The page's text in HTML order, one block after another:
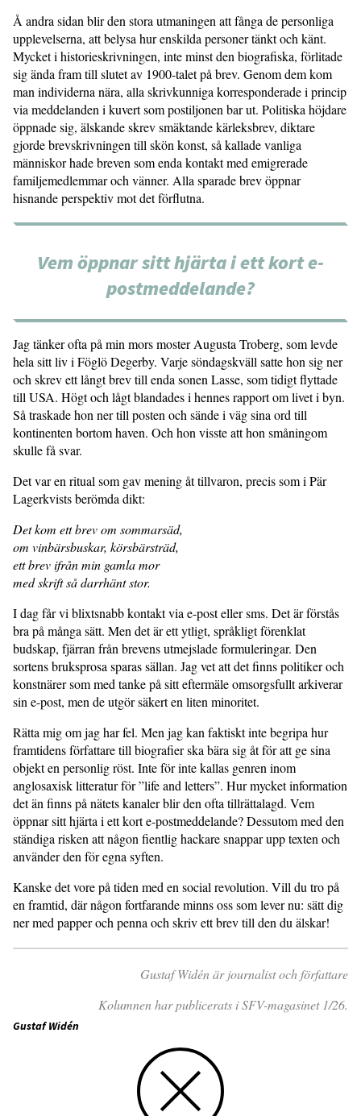
Å andra sidan blir den stora utmaningen att fånga de personliga
upplevelserna, att belysa hur enskilda personer tänkt och känt.
Mycket i historieskrivningen, inte minst den biografiska, förlitade
sig ända fram till slutet av 1900-talet på brev. Genom dem kom
man individerna nära, alla skrivkunniga korresponderade i princip
via meddelanden i kuvert som postiljonen bar ut. Politiska höjdare
öppnade sig, älskande skrev smäktande kärleksbrev, diktare
gjorde brevskrivningen till skön konst, så kallade vanliga
människor hade breven som enda kontakt med emigrerade
familjemedlemmar och vänner. Alla sparade brev öppnar
hisnande perspektiv mot det förflutna.
Vem öppnar sitt hjärta i ett kort e-
postmeddelande?
Jag tänker ofta på min mors moster Augusta Troberg, som levde
hela sitt liv i Föglö Degerby. Varje söndagskväll satte hon sig ner
och skrev ett långt brev till enda sonen Lasse, som tidigt flyttade
till USA. Högt och lågt blandades i hennes rapport om livet i byn.
Så traskade hon ner till posten och sände i väg sina ord till
kontinenten bortom haven. Och hon visste att hon småningom
skulle få svar.
Det var en ritual som gav mening åt tillvaron, precis som i Pär
Lagerkvists berömda dikt:
Det kom ett brev om sommarsäd,
om vinbärsbuskar, körsbärsträd,
ett brev ifrån min gamla mor
med skrift så darrhänt stor.
I dag får vi blixtsnabb kontakt via e-post eller sms. Det är förstås
bra på många sätt. Men det är ett ytligt, språkligt förenklat
budskap, fjärran från brevens utmejslade formuleringar. Den
sortens bruksprosa sparas sällan. Jag vet att det finns politiker och
konstnärer som med tanke på sitt eftermäle omsorgsfullt arkiverar
sin e-post, men de utgör säkert en liten minoritet.
Rätta mig om jag har fel. Men jag kan faktiskt inte begripa hur
framtidens författare till biografier ska bära sig åt för att ge sina
objekt en personlig röst. Inte för inte kallas genren inom
anglosaxisk litteratur för ”life and letters”. Hur mycket information
det än finns på nätets kanaler blir den ofta tillrättalagd. Vem
öppnar sitt hjärta i ett kort e-postmeddelande? Dessutom med den
ständiga risken att någon fientlig hackare snappar upp texten och
använder den för egna syften.
Kanske det vore på tiden med en social revolution. Vill du tro på
en framtid, där någon fortfarande minns oss som lever nu: sätt dig
ner med papper och penna och skriv ett brev till den du älskar!
Gustaf Widén är journalist och författare
Kolumnen har publicerats i SFV-magasinet 1/26.
Gustaf Widén